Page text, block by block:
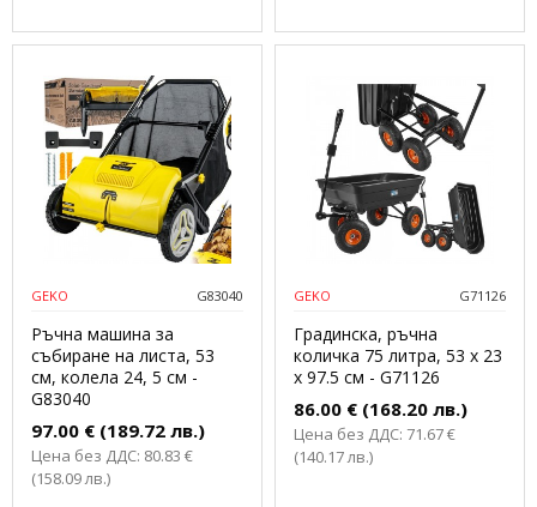
GEKO G83040
Ръчна машина за
събиране на листа, 53
см, колела 24, 5 см -
G83040
97.00 € (189.72 лв.)
Цена без ДДС: 80.83 €
(158.09 лв.)
GEKO G71126
Градинска, ръчна
количка 75 литра, 53 x 23
x 97.5 см - G71126
86.00 € (168.20 лв.)
Цена без ДДС: 71.67 €
(140.17 лв.)